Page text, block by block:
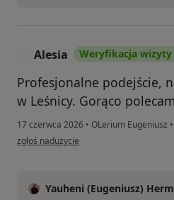
Alesia Weryfikacja wizyty
Profesjonalne podejście,
w Leśnicy. Gorąco
17 czerwca 2026 • OLerium Eugeniusz •
w opinii użytkownika Alesia
zgłoś nadużycie
Yauheni (Eugeniusz)